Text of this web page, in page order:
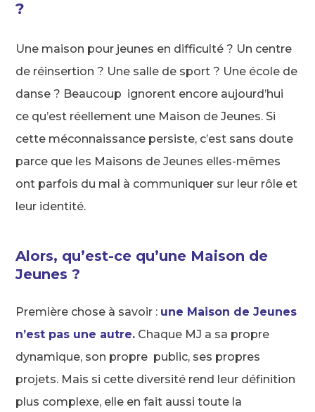
?
Une maison pour jeunes en difficulté ? Un centre
de réinsertion ? Une salle de sport ? Une école de
danse ? Beaucoup ignorent encore aujourd’hui
ce qu’est réellement une Maison de Jeunes. Si
cette méconnaissance persiste, c’est sans doute
parce que les Maisons de Jeunes elles-mêmes
ont parfois du mal à communiquer sur leur rôle et
leur identité.
Alors, qu’est-ce qu’une Maison de
Jeunes ?
Première chose à savoir : une Maison de Jeunes
n’est pas une autre. Chaque MJ a sa propre
dynamique, son propre public, ses propres
projets. Mais si cette diversité rend leur définition
plus complexe, elle en fait aussi toute la